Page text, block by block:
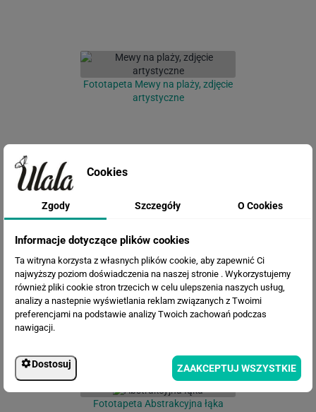
Fototapeta Mewy na plaży, zdjęcie
artystyczne
Fototapeta Egzotyczne kwiaty
Fototapeta Abstrakcyjna łąka
Cookies
Zgody Szczegóły O Cookies
Informacje dotyczące plików cookies
Ta witryna korzysta z własnych plików cookie, aby zapewnić Ci
najwyższy poziom doświadczenia na naszej stronie . Wykorzystujemy
również pliki cookie stron trzecich w celu ulepszenia naszych usług,
analizy a nastepnie wyświetlania reklam związanych z Twoimi
preferencjami na podstawie analizy Twoich zachowań podczas
nawigacji.
Dostosuj ZAAKCEPTUJ WSZYSTKIE